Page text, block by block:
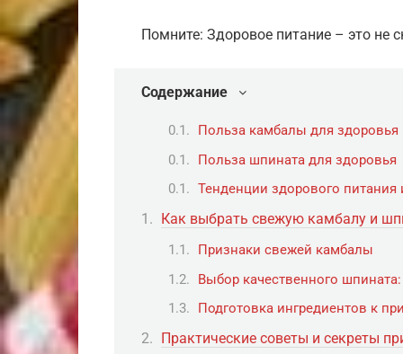
Помните: Здоровое питание – это не
Содержание
Польза камбалы для здоровья
Польза шпината для здоровья
Тенденции здорового
Как выбрать свежую камбалу и
Признаки свежей камбалы
Выбор качественного
Подготовка ингредиентов к
Практические советы и секреты